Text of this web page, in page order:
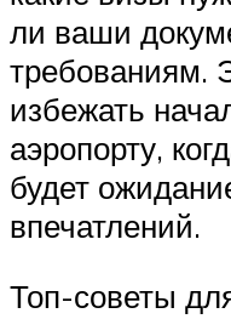
ли ваши
требованиям.
избежать
аэропорту,
будет
впечатлений.
Топ-советы